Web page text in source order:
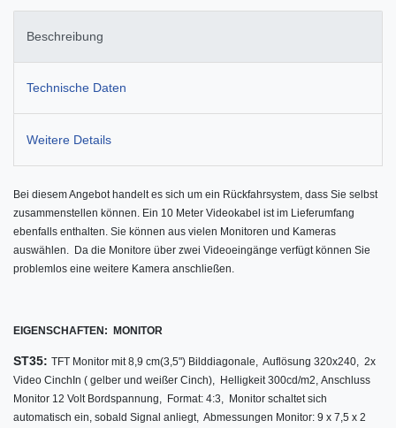
Beschreibung
Technische Daten
Weitere Details
Bei diesem Angebot handelt es sich um ein Rückfahrsystem, dass Sie selbst
zusammenstellen können. Ein 10 Meter Videokabel ist im Lieferumfang
ebenfalls enthalten. Sie können aus vielen Monitoren und Kameras
auswählen. Da die Monitore über zwei Videoeingänge verfügt können Sie
problemlos eine weitere Kamera anschließen.
EIGENSCHAFTEN: MONITOR
ST35: TFT Monitor mit 8,9 cm(3,5") Bilddiagonale, Auflösung 320x240, 2x
Video CinchIn ( gelber und weißer Cinch), Helligkeit 300cd/m2, Anschluss
Monitor 12 Volt Bordspannung, Format: 4:3, Monitor schaltet sich
automatisch ein, sobald Signal anliegt, Abmessungen Monitor: 9 x 7,5 x 2